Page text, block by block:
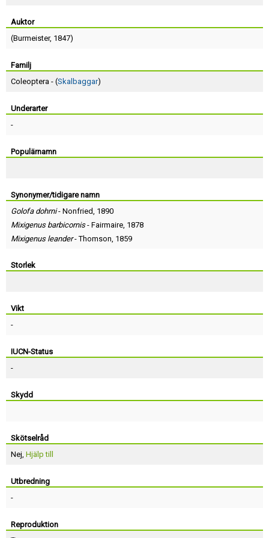
Auktor
(Burmeister, 1847)
Familj
Coleoptera - (Skalbaggar)
Underarter
-
Populärnamn
Synonymer/tidigare namn
Golofa dohrni- Nonfried, 1890
Mixigenus barbicornis- Fairmaire, 1878
Mixigenus leander-Thomson, 1859
Storlek
Vikt
-
IUCN-Status
-
Skydd
Skötselråd
Nej, Hjälp till
Utbredning
-
Reproduktion